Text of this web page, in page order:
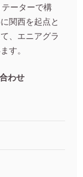
ーターで構
関西を起点と
、エニアグラ
す。
わせ